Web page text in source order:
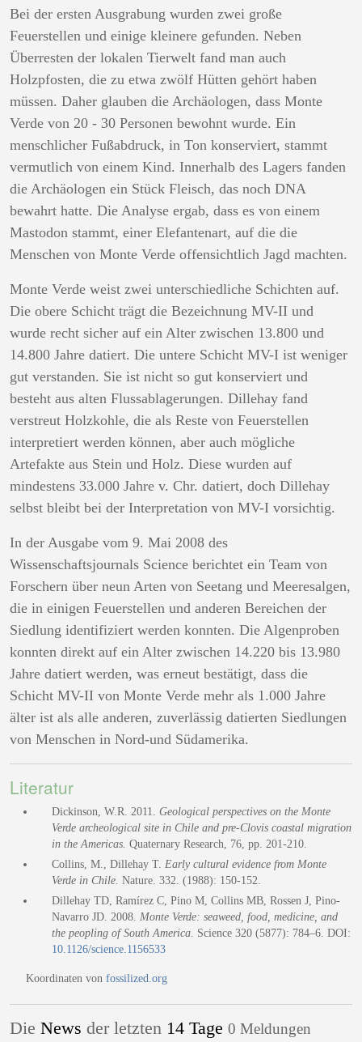
Bei der ersten Ausgrabung wurden zwei große
Feuerstellen und einige kleinere gefunden. Neben
Überresten der lokalen Tierwelt fand man auch
Holzpfosten, die zu etwa zwölf Hütten gehört haben
müssen. Daher glauben die Archäologen, dass Monte
Verde von 20 - 30 Personen bewohnt wurde. Ein
menschlicher Fußabdruck, in Ton konserviert, stammt
vermutlich von einem Kind. Innerhalb des Lagers fanden
die Archäologen ein Stück Fleisch, das noch DNA
bewahrt hatte. Die Analyse ergab, dass es von einem
Mastodon stammt, einer Elefantenart, auf die die
Menschen von Monte Verde offensichtlich Jagd machten.
Monte Verde weist zwei unterschiedliche Schichten auf.
Die obere Schicht trägt die Bezeichnung MV-II und
wurde recht sicher auf ein Alter zwischen 13.800 und
14.800 Jahre datiert. Die untere Schicht MV-I ist weniger
gut verstanden. Sie ist nicht so gut konserviert und
besteht aus alten Flussablagerungen. Dillehay fand
verstreut Holzkohle, die als Reste von Feuerstellen
interpretiert werden können, aber auch mögliche
Artefakte aus Stein und Holz. Diese wurden auf
mindestens 33.000 Jahre v. Chr. datiert, doch Dillehay
selbst bleibt bei der Interpretation von MV-I vorsichtig.
In der Ausgabe vom 9. Mai 2008 des
Wissenschaftsjournals Science berichtet ein Team von
Forschern über neun Arten von Seetang und Meeresalgen,
die in einigen Feuerstellen und anderen Bereichen der
Siedlung identifiziert werden konnten. Die Algenproben
konnten direkt auf ein Alter zwischen 14.220 bis 13.980
Jahre datiert werden, was erneut bestätigt, dass die
Schicht MV-II von Monte Verde mehr als 1.000 Jahre
älter ist als alle anderen, zuverlässig datierten Siedlungen
von Menschen in Nord-und Südamerika.
Literatur
Dickinson, W.R. 2011. Geological perspectives on the Monte
Verde archeological site in Chile and pre-Clovis coastal migration
in the Americas. Quaternary Research, 76, pp. 201-210.
Collins, M., Dillehay T. Early cultural evidence from Monte
Verde in Chile. Nature. 332. (1988): 150-152.
Dillehay TD, Ramírez C, Pino M, Collins MB, Rossen J, Pino-
Navarro JD. 2008. Monte Verde: seaweed, food, medicine, and
the peopling of South America. Science 320 (5877): 784–6. DOI:
10.1126/science.1156533
Koordinaten von fossilized.org
Die News der letzten 14 Tage 0 Meldungen